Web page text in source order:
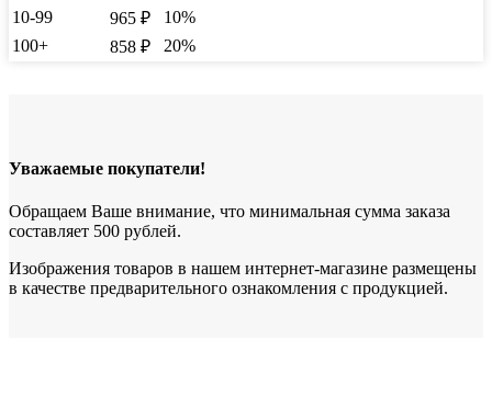
10-99
965 ₽
10%
100+
858 ₽ 20%
Уважаемые покупатели!
Обращаем Ваше внимание, что минимальная сумма заказа
составляет 500 рублей.
Изображения товаров в нашем интернет-магазине размещены
в качестве предварительного ознакомления с продукцией.